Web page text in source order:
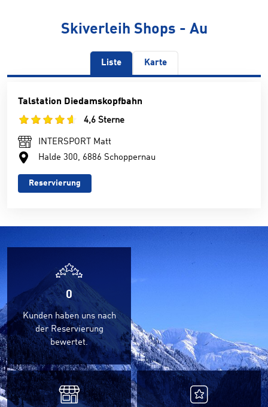
Skiverleih Shops - Au
Liste Karte
Talstation Diedamskopfbahn
4,6 Sterne
INTERSPORT Matt
Halde 300, 6886 Schoppernau
Reservierung
0
Kunden haben uns nach
der Reservierung
bewertet.